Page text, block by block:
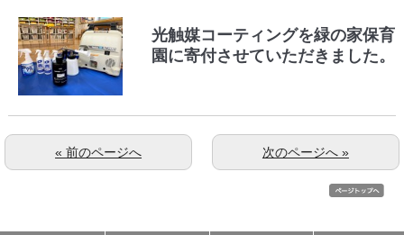
光触媒コーティングを緑の家保育
園に寄付させていただきました。
次のページへ »
« 前のページへ